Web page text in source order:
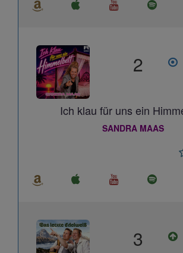
2
Ich klau für uns ein
SANDRA MAAS
3